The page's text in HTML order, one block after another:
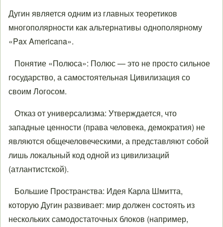
Дугин является одним из главных теоретиков
многополярности как альтернативы однополярному
«Pax Americana».
Понятие «Полюса»: Полюс — это не просто сильное
государство, а самостоятельная Цивилизация со
своим Логосом.
Отказ от универсализма: Утверждается, что
западные ценности (права человека, демократия) не
являются общечеловеческими, а представляют собой
лишь локальный код одной из цивилизаций
(атлантистской).
Большие Пространства: Идея Карла Шмитта,
которую Дугин развивает: мир должен состоять из
нескольких самодостаточных блоков (например,